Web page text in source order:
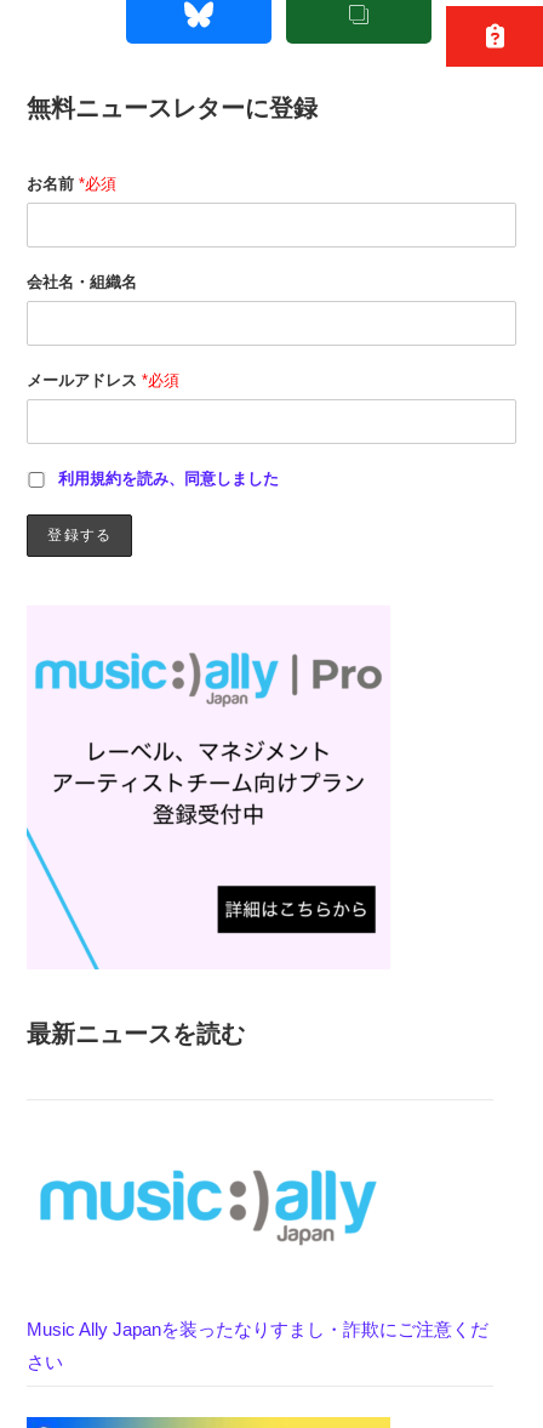
無料ニュースレターに登録
お名前*必須
会社名・組織名
メールアドレス*必須
利用規約を読み、同意しました
最新ニュースを読む
Music Ally Japanを装ったなりすまし・詐欺にご注意くだ
さい